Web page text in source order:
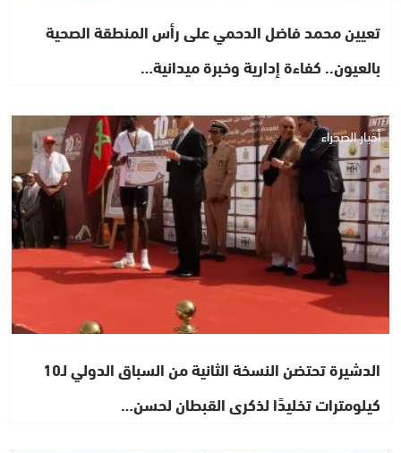
تعيين محمد فاضل الدحمي على رأس المنطقة الصحية
بالعيون.. كفاءة إدارية وخبرة ميدانية…
أخبار الصحراء
الدشيرة تحتضن النسخة الثانية من السباق الدولي لـ10
كيلومترات تخليدًا لذكرى القبطان لحسن…